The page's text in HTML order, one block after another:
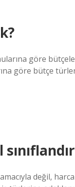
göre
göre bütçe
değil,